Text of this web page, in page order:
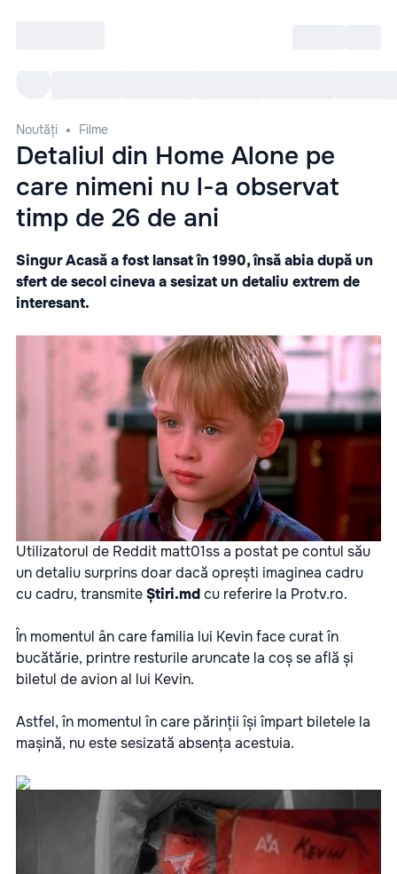
Noutăți Filme
Detaliul din Home Alone pe
care nimeni nu l-a observat
timp de 26 de ani
Singur Acasă a fost lansat în 1990, însă abia după un
sfert de secol cineva a sesizat un detaliu extrem de
interesant.
Utilizatorul de Reddit matt01ss a postat pe contul său
un detaliu surprins doar dacă oprești imaginea cadru
cu cadru, transmiteȘtiri.mdcu referire la Protv.ro.
În momentul ân care familia lui Kevin face curat în
bucătărie, printre resturile aruncate la coș se află și
biletul de avion al lui Kevin.
Astfel, în momentul în care părinții își împart biletele la
mașină, nu este sesizată absența acestuia.